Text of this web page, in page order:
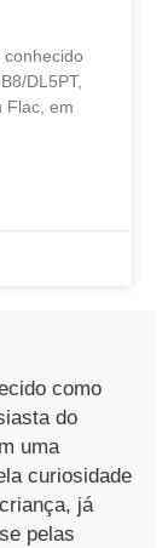
DL5PT,
Flac, em
como
do
uma
curiosidade
já
pelas